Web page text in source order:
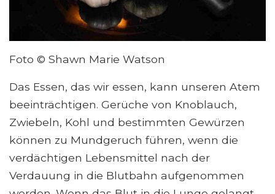
Foto © Shawn Marie Watson
Das Essen, das wir essen, kann unseren Atem
beeinträchtigen. Gerüche von Knoblauch,
Zwiebeln, Kohl und bestimmten Gewürzen
können zu Mundgeruch führen, wenn die
verdächtigen Lebensmittel nach der
Verdauung in die Blutbahn aufgenommen